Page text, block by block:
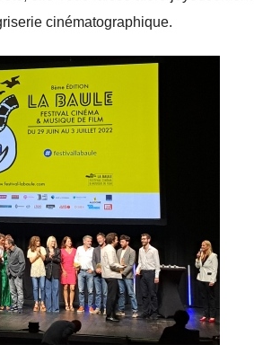
cinématographique.